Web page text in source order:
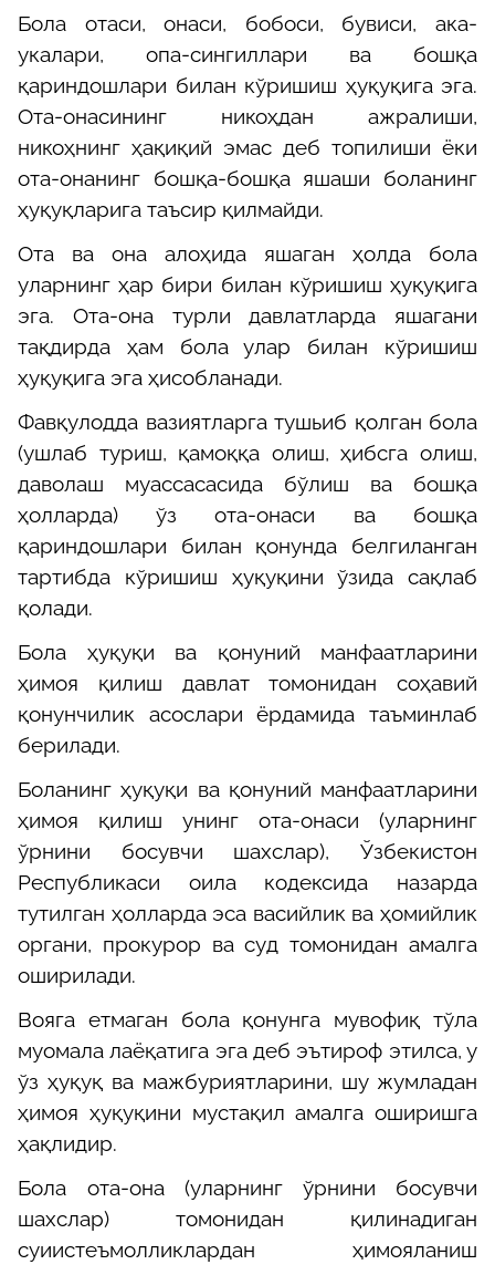
Бола отаси, онаси, бобоси, бувиси, ака-
укалари, опа-сингиллари ва бошқа
қариндошлари билан кўришиш ҳуқуқига эга.
Ота-онасининг никоҳдан ажралиши,
никоҳнинг ҳақиқий эмас деб топилиши ёки
ота-онанинг бошқа-бошқа яшаши боланинг
ҳуқуқларига таъсир қилмайди.
Ота ва она алоҳида яшаган ҳолда бола
уларнинг ҳар бири билан кўришиш ҳуқуқига
эга. Ота-она турли давлатларда яшагани
тақдирда ҳам бола улар билан кўришиш
ҳуқуқига эга ҳисобланади.
Фавқулодда вазиятларга тушьиб қолган бола
(ушлаб туриш, қамоққа олиш, ҳибсга олиш,
даволаш муассасасида бўлиш ва бошқа
ҳолларда) ўз ота-онаси ва бошқа
қариндошлари билан қонунда белгиланган
тартибда кўришиш ҳуқуқини ўзида сақлаб
қолади.
Бола ҳуқуқи ва қонуний манфаатларини
ҳимоя қилиш давлат томонидан соҳавий
қонунчилик асослари ёрдамида таъминлаб
берилади.
Боланинг ҳуқуқи ва қонуний манфаатларини
ҳимоя қилиш унинг ота-онаси (уларнинг
ўрнини босувчи шахслар), Ўзбекистон
Республикаси оила кодексида назарда
тутилган ҳолларда эса васийлик ва ҳомийлик
органи, прокурор ва суд томонидан амалга
оширилади.
Вояга етмаган бола қонунга мувофиқ тўла
муомала лаёқатига эга деб эътироф этилса, у
ўз ҳуқуқ ва мажбуриятларини, шу жумладан
ҳимоя ҳуқуқини мустақил амалга оширишга
ҳақлидир.
Бола ота-она (уларнинг ўрнини босувчи
шахслар) томонидан қилинадиган
суиистеъмолликлардан ҳимояланиш